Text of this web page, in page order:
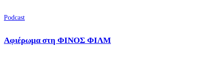
Podcast
Αφιέρωμα στη ΦΙΝΟΣ ΦΙΛΜ